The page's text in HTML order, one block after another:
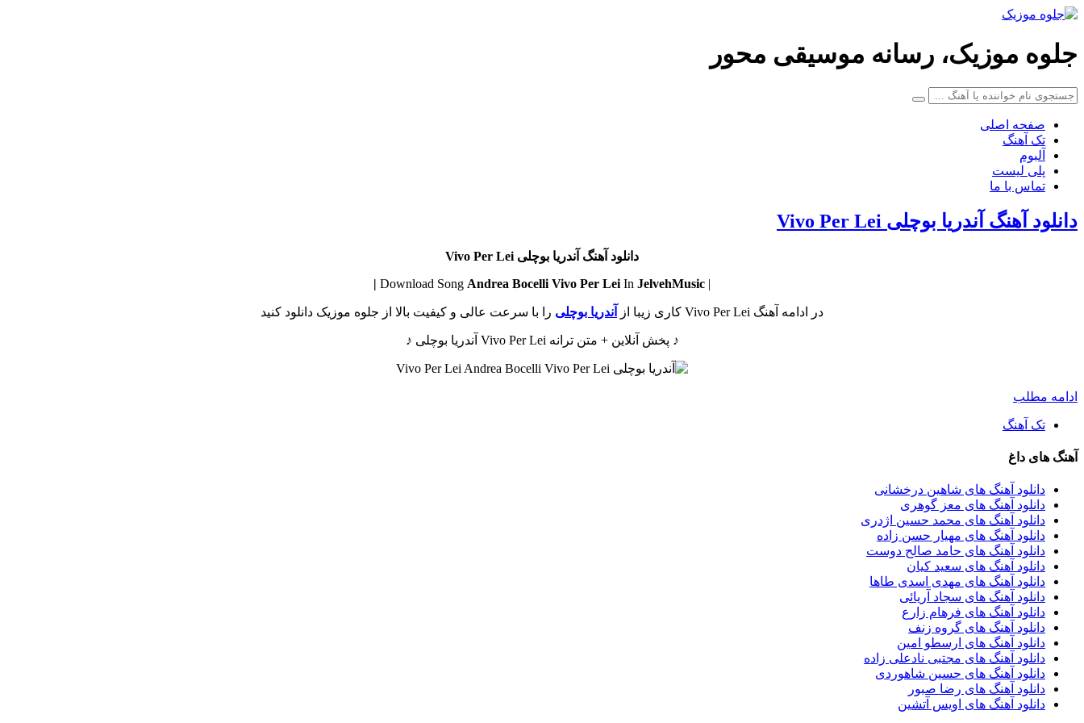
جلوه موزیک، رسانه موسیقی محور
صفحه اصلی
تک آهنگ
آلبوم
پلی لیست
تماس با ما
دانلود آهنگ آندریا بوچلی Vivo Per Lei
دانلود آهنگ آندریا بوچلی Vivo Per Lei
| Download Song
Andrea Bocelli Vivo Per Lei In JelvehMusic |
در ادامه آهنگ Vivo Per Lei کاری زیبا از آندریا بوچلی را با سرعت عالی و کیفیت بالا از جلوه موزیک دانلود کنید
♪ پخش آنلاین + متن ترانه Vivo Per Lei آندریا بوچلی ♪
ادامه مطلب
تک آهنگ
آهنگ های داغ
دانلود آهنگ های شاهین درخشانی
دانلود آهنگ های معز گوهری
دانلود آهنگ های محمد حسین اژدری
دانلود آهنگ های مهیار حسن زاده
دانلود آهنگ های حامد صالح دوست
دانلود آهنگ های سعید کیان
دانلود آهنگ های مهدی اسدی طاها
دانلود آهنگ های سجاد آریائی
دانلود آهنگ های فرهام زارع
دانلود آهنگ های گروه زنف
دانلود آهنگ های ارسطو امین
دانلود آهنگ های مجتبی نادعلی زاده
دانلود آهنگ های حسین شاهوردی
دانلود آهنگ های رضا صبور
دانلود آهنگ های اویس آتشین